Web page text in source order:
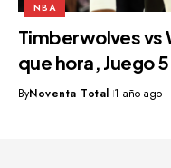
NBA
Timberwolves vs
que hora, Juego
ByNoventa Total 1 año ago